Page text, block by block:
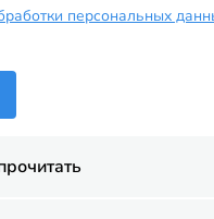
персональных